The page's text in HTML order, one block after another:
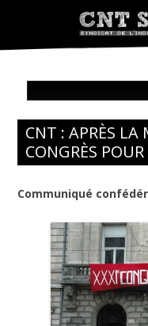
CNT –
CNT : APRÈS
CONGRÈS
Communiqué